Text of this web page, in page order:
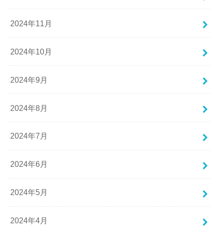
2024年11月
2024年10月
2024年9月
2024年8月
2024年7月
2024年6月
2024年5月
2024年4月